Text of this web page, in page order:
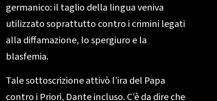
germanico: il taglio della lingua veniva
utilizzato soprattutto contro i crimini legati
alla diffamazione, lo spergiuro e la
blasfemia.
Tale sottoscrizione attivò l’ira del Papa
contro i Priori, Dante incluso. C’è da dire che